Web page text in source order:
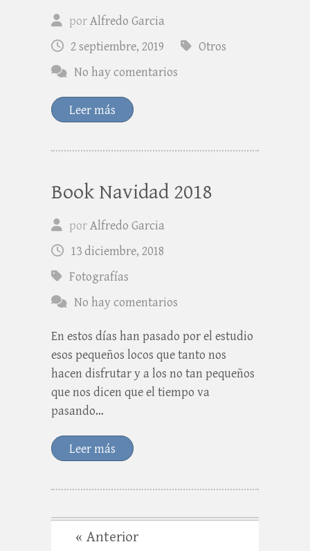
porAlfredo Garcia
2 septiembre, 2019
Otros
No hay comentarios
Leer más
Book Navidad 2018
porAlfredo Garcia
13 diciembre, 2018
Fotografías
No hay comentarios
En estos días han pasado por el estudio
esos pequeños locos que tanto nos
hacen disfrutar y a los no tan pequeños
que nos dicen que el tiempo va
pasando…
Leer más
« Anterior